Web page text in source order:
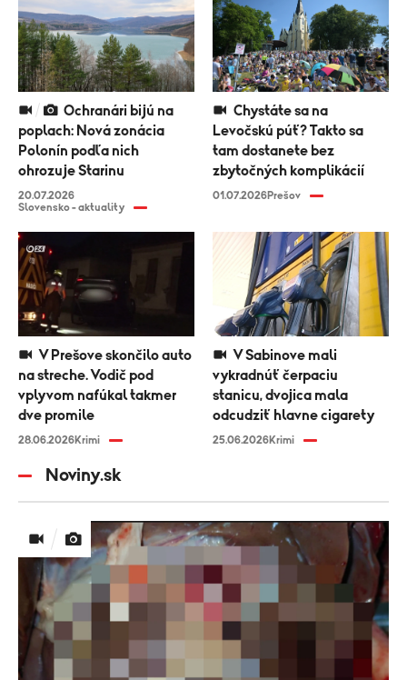
poplach: Nová zonácia
Polonín podľa nich
ohrozuje Starinu
20.07.2026
Slovensko - aktuality
Levočskú púť? Takto sa
tam dostanete bez
zbytočných komplikácií
01.07.2026Prešov
na streche. Vodič pod
vplyvom nafúkal takmer
dve promile
28.06.2026Krimi
vykradnúť čerpaciu
stanicu, dvojica mala
odcudziť hlavne cigarety
25.06.2026Krimi
Noviny.sk